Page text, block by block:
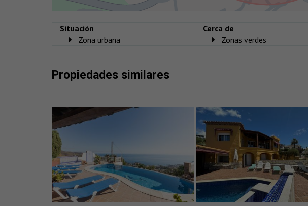
Situación
Zona urbana
Cerca de
Zonas verdes
Propiedades similares